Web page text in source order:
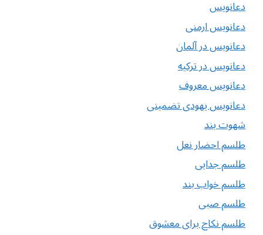
دعانویس
دعانویس ارمنی
دعانویس در آلمان
دعانویس در ترکیه
دعانویس معروف
دعانویس یهودی تضمینی
شهوت بند
طلسم احضار نعل
طلسم جدایی
طلسم خواب بند
طلسم صبی
طلسم نکاح برای معشوق